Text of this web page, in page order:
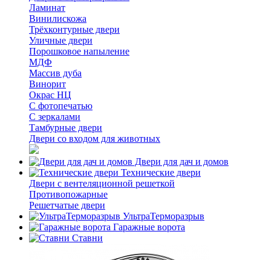
Ламинат
Винилискожа
Трёхконтурные двери
Уличные двери
Порошковое напыление
МДФ
Массив дуба
Винорит
Окрас НЦ
С фотопечатью
С зеркалами
Тамбурные двери
Двери со входом для животных
Двери для дач и домов
Технические двери
Двери с вентеляционной решеткой
Противопожарные
Решетчатые двери
УльтраТерморазрыв
Гаражные ворота
Ставни